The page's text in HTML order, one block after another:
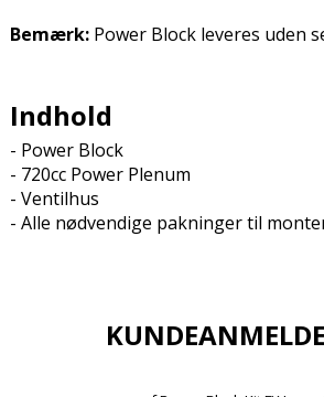
Bemærk:Power Block leveres uden
Indhold
- Power Block
- 720cc Power Plenum
- Ventilhus
- Alle nødvendige pakninger til